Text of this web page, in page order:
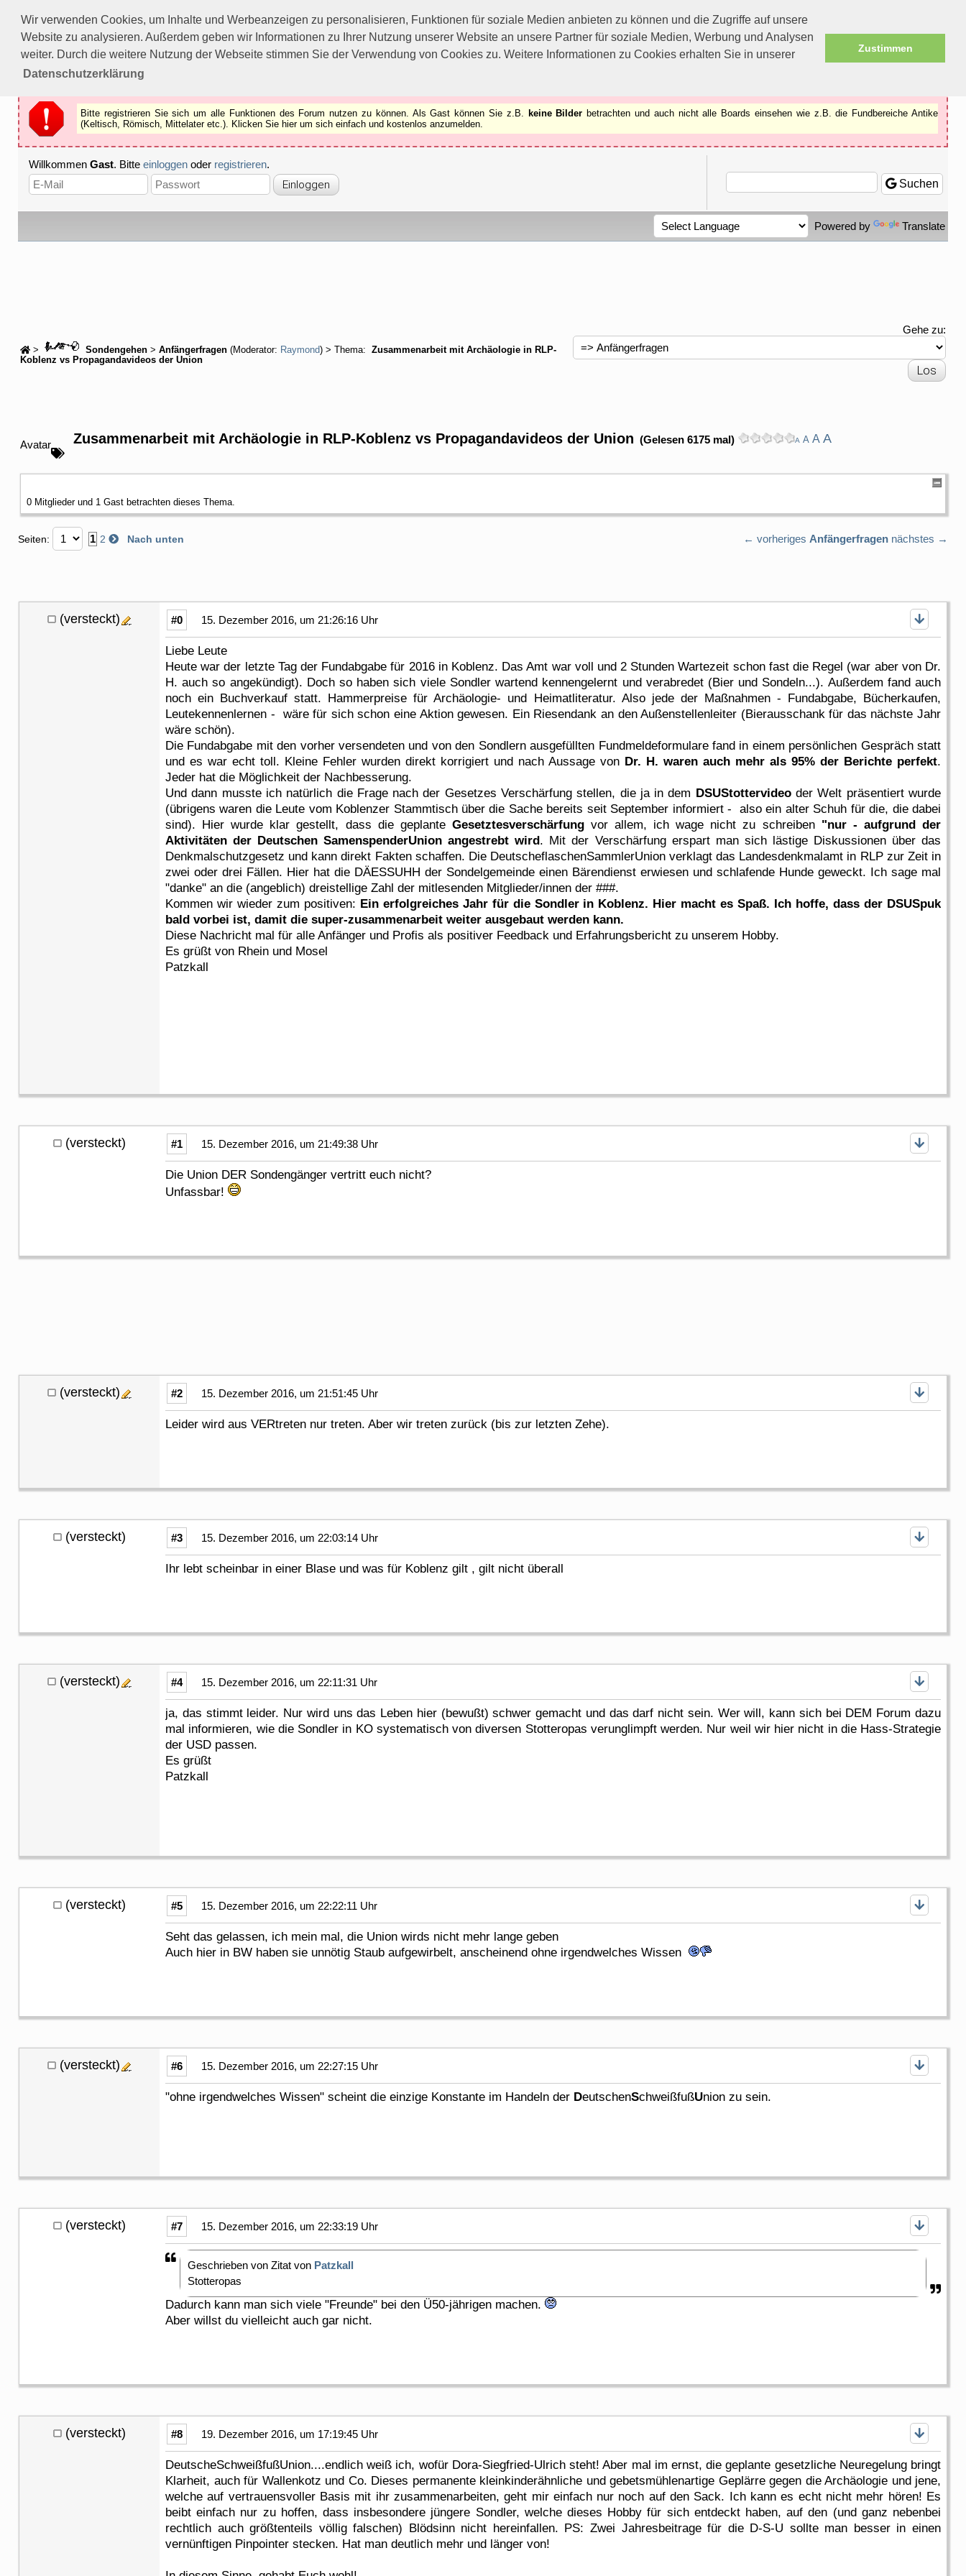
Wir verwenden Cookies, um Inhalte und Werbeanzeigen zu personalisieren, Funktionen für soziale Medien anbieten zu können und die Zugriffe auf unsere
Website zu analysieren. Außerdem geben wir Informationen zu Ihrer Nutzung unserer Website an unsere Partner für soziale Medien, Werbung und Analysen
weiter. Durch die weitere Nutzung der Webseite stimmen Sie der Verwendung von Cookies zu. Weitere Informationen zu Cookies erhalten Sie in unserer
Datenschutzerklärung
Zustimmen
Bitte registrieren Sie sich um alle Funktionen des Forums nutzen zu können.
Als Gast können Sie z.B.keine Bilderbetrachten.
Registrieren
Schliessen
Bitte registrieren Sie sich um alle Funktionen des Forum nutzen zu können. Als Gast können Sie z.B. keine Bilder betrachten und auch nicht alle Boards einsehen wie z.B. die Fundbereiche Antike
(Keltisch, Römisch, Mittelater etc.). Klicken Sie hier um sich einfach und kostenlos anzumelden.
Willkommen Gast. Bitte einloggen oder registrieren.
Suchen
Powered by Translate
> Sondengehen > Anfängerfragen (Moderator: Raymond) > Thema:
Zusammenarbeit mit Archäologie in RLP-
Koblenz vs Propagandavideos der Union
Gehe zu:
Avatar Zusammenarbeit mit Archäologie in RLP-Koblenz vs Propagandavideos der Union (Gelesen 6175 mal) A A A A
0 Mitglieder und 1 Gast betrachten dieses Thema.
Seiten: 1 2 Nach unten ← vorheriges Anfängerfragen nächstes →
(versteckt) #0 15. Dezember 2016, um 21:26:16 Uhr
Liebe Leute
Heute war der letzte Tag der Fundabgabe für 2016 in Koblenz. Das Amt war voll und 2 Stunden Wartezeit schon fast die Regel (war aber von Dr.
H. auch so angekündigt). Doch so haben sich viele Sondler wartend kennengelernt und verabredet (Bier und Sondeln...). Außerdem fand auch
noch ein Buchverkauf statt. Hammerpreise für Archäologie- und Heimatliteratur. Also jede der Maßnahmen - Fundabgabe, Bücherkaufen,
Leutekennenlernen - wäre für sich schon eine Aktion gewesen. Ein Riesendank an den Außenstellenleiter (Bierausschank für das nächste Jahr
wäre schön).
Die Fundabgabe mit den vorher versendeten und von den Sondlern ausgefüllten Fundmeldeformulare fand in einem persönlichen Gespräch statt
und es war echt toll. Kleine Fehler wurden direkt korrigiert und nach Aussage von Dr. H. waren auch mehr als 95% der Berichte perfekt.
Jeder hat die Möglichkeit der Nachbesserung.
Und dann musste ich natürlich die Frage nach der Gesetzes Verschärfung stellen, die ja in dem DSUStottervideoder Welt präsentiert wurde
(übrigens waren die Leute vom Koblenzer Stammtisch über die Sache bereits seit September informiert - also ein alter Schuh für die, die dabei
sind). Hier wurde klar gestellt, dass die geplante Gesetztesverschärfung vor allem, ich wage nicht zu schreiben "nur - aufgrund der
Aktivitäten der Deutschen SamenspenderUnion angestrebt wird. Mit der Verschärfung erspart man sich lästige Diskussionen über das
Denkmalschutzgesetz und kann direkt Fakten schaffen. Die DeutscheflaschenSammlerUnion verklagt das Landesdenkmalamt in RLP zur Zeit in
zwei oder drei Fällen. Hier hat die DÄESSUHH der Sondelgemeinde einen Bärendienst erwiesen und schlafende Hunde geweckt. Ich sage mal
"danke" an die (angeblich) dreistellige Zahl der mitlesenden Mitglieder/innen der ###.
Kommen wir wieder zum positiven: Ein erfolgreiches Jahr für die Sondler in Koblenz. Hier macht es Spaß. Ich hoffe, dass der DSUSpuk
bald vorbei ist, damit die super-zusammenarbeit weiter ausgebaut werden kann.
Diese Nachricht mal für alle Anfänger und Profis als positiver Feedback und Erfahrungsbericht zu unserem Hobby.
Es grüßt von Rhein und Mosel
Patzkall
(versteckt) #1 15. Dezember 2016, um 21:49:38 Uhr
Die Union DER Sondengänger vertritt euch nicht?
Unfassbar!
(versteckt) #2 15. Dezember 2016, um 21:51:45 Uhr
Leider wird aus VERtreten nur treten. Aber wir treten zurück (bis zur letzten Zehe).
(versteckt) #3 15. Dezember 2016, um 22:03:14 Uhr
Ihr lebt scheinbar in einer Blase und was für Koblenz gilt , gilt nicht überall
(versteckt) #4 15. Dezember 2016, um 22:11:31 Uhr
ja, das stimmt leider. Nur wird uns das Leben hier (bewußt) schwer gemacht und das darf nicht sein. Wer will, kann sich bei DEM Forum dazu
mal informieren, wie die Sondler in KO systematisch von diversen Stotteropas verunglimpft werden. Nur weil wir hier nicht in die Hass-Strategie
der USD passen.
Es grüßt
Patzkall
(versteckt) #5 15. Dezember 2016, um 22:22:11 Uhr
Seht das gelassen, ich mein mal, die Union wirds nicht mehr lange geben
Auch hier in BW haben sie unnötig Staub aufgewirbelt, anscheinend ohne irgendwelches Wissen
(versteckt) #6 15. Dezember 2016, um 22:27:15 Uhr
"ohne irgendwelches Wissen" scheint die einzige Konstante im Handeln der DeutschenSchweißfußUnion zu sein.
(versteckt) #7 15. Dezember 2016, um 22:33:19 Uhr
Geschrieben von Zitat von Patzkall
Stotteropas
Dadurch kann man sich viele "Freunde" bei den Ü50-jährigen machen.
Aber willst du vielleicht auch gar nicht.
(versteckt) #8 19. Dezember 2016, um 17:19:45 Uhr
DeutscheSchweißfußUnion....endlich weiß ich, wofür Dora-Siegfried-Ulrich steht! Aber mal im ernst, die geplante gesetzliche Neuregelung bringt
Klarheit, auch für Wallenkotz und Co. Dieses permanente kleinkinderähnliche und gebetsmühlenartige Geplärre gegen die Archäologie und jene,
welche auf vertrauensvoller Basis mit ihr zusammenarbeiten, geht mir einfach nur noch auf den Sack. Ich kann es echt nicht mehr hören! Es
beibt einfach nur zu hoffen, dass insbesondere jüngere Sondler, welche dieses Hobby für sich entdeckt haben, auf den (und ganz nebenbei
rechtlich auch größtenteils völlig falschen) Blödsinn nicht hereinfallen. PS: Zwei Jahresbeitrage für die D-S-U sollte man besser in einen
vernünftigen Pinpointer stecken. Hat man deutlich mehr und länger von!